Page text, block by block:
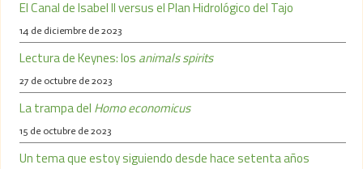
El Canal de Isabel II versus el Plan Hidrológico del Tajo
14 de diciembre de 2023
Lectura de Keynes: los animals spirits
27 de octubre de 2023
La trampa del Homo economicus
15 de octubre de 2023
Un tema que estoy siguiendo desde hace setenta años